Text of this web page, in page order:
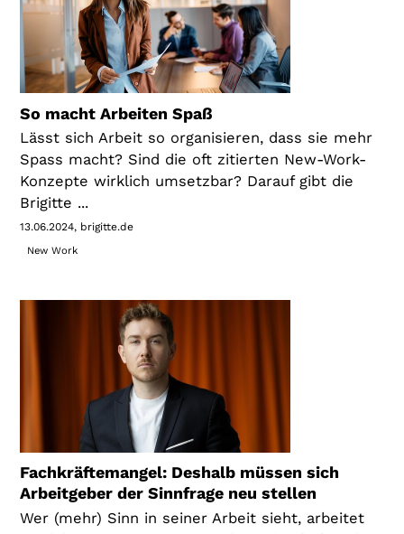
So macht Arbeiten Spaß
Lässt sich Arbeit so organisieren, dass sie mehr
Spass macht? Sind die oft zitierten New-Work-
Konzepte wirklich umsetzbar? Darauf gibt die
Brigitte ...
13.06.2024 brigitte.de
New Work
Fachkräftemangel: Deshalb müssen sich
Arbeitgeber der Sinnfrage neu stellen
Wer (mehr) Sinn in seiner Arbeit sieht, arbeitet